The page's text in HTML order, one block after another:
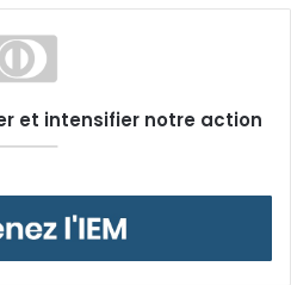
et intensifier notre action